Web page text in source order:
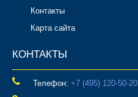
Контакты
Карта сайта
КОНТАКТЫ
Телефон: ‎+7 (495) 120-50-20